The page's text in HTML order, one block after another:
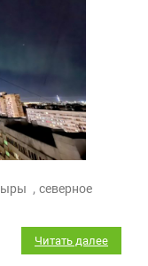
, северное
Читать далее